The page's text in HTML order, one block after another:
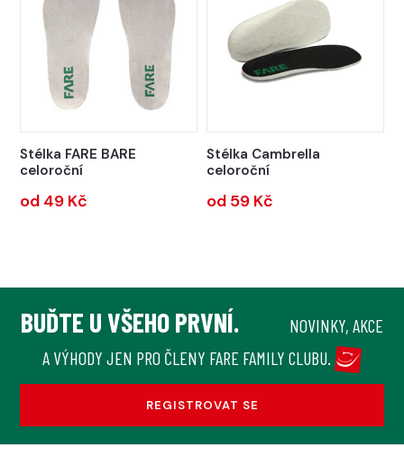
Stélka FARE BARE
celoroční
od 49 Kč
Stélka Cambrella
celoroční
od 59 Kč
BUĎTE U VŠEHO PRVNÍ.
NOVINKY, AKCE
A VÝHODY JEN PRO ČLENY FARE FAMILY CLUBU.
REGISTROVAT SE